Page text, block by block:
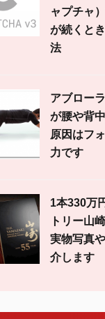
ャプチャ
が続くと
法
アブロー
が腰や背
原因はフ
力です
1本330万
トリー山
実物写真
介します